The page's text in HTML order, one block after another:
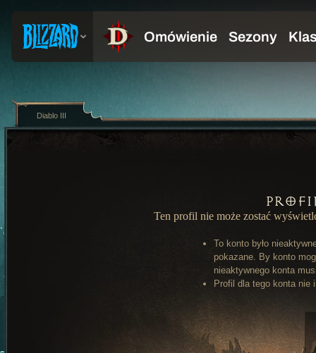
Ten profil nie może zostać
To konto było
pokazane. By konto
nieaktywnego konta
Profil dla tego konta nie
Diablo III